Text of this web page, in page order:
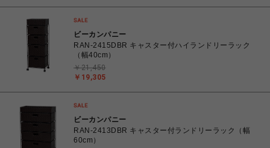
ビーカンパニー
RAN-2415DBR キャスター付ハイランドリーラック
（幅40cm）
￥19,305
￥21,450
ビーカンパニー
RAN-2413DBR キャスター付ランドリーラック（幅
60cm）